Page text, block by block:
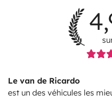
Le van de Ricardo
est un des véhicules les